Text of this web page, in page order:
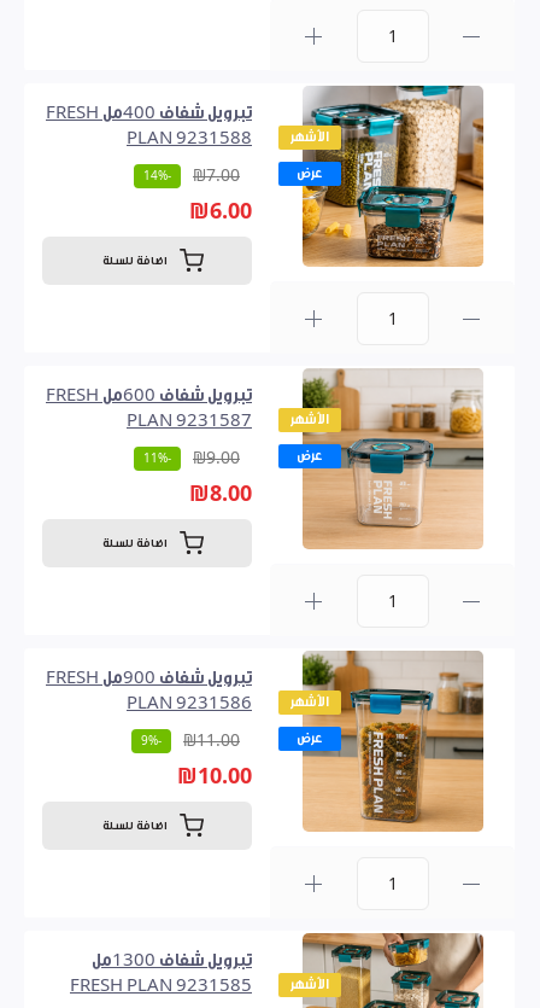
الأشهر
عرض
تبرويل شفاف 400مل FRESH
PLAN 9231588
₪7.00
-14%
₪6.00
اضافة للسلة
الأشهر
عرض
تبرويل شفاف 600مل FRESH
PLAN 9231587
₪9.00
-11%
₪8.00
اضافة للسلة
الأشهر
عرض
تبرويل شفاف 900مل FRESH
PLAN 9231586
₪11.00
-9%
₪10.00
اضافة للسلة
الأشهر
تبرويل شفاف 1300مل
FRESH PLAN 9231585